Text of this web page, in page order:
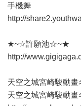
手機舞
http://
★~☆許願池☆~★
http://
天空之城宮崎駿動畫
天空之城宮崎駿動畫